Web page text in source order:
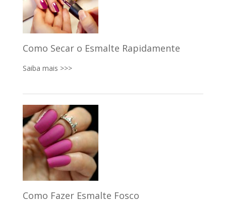
Como Secar o Esmalte Rapidamente
Saiba mais >>>
Como Fazer Esmalte Fosco